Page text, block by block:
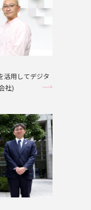
活用してデジタ
社)